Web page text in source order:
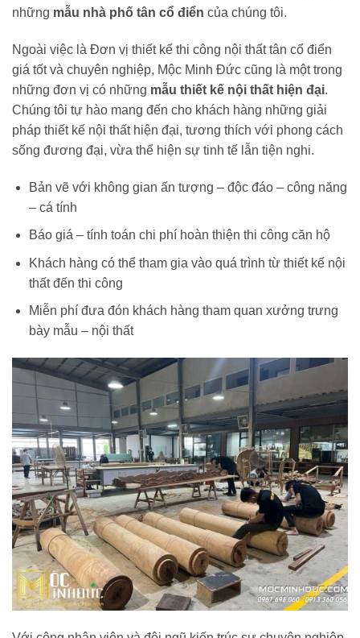
những mẫu nhà phố tân cổ điển của chúng tôi.
Ngoài việc là Đơn vị thiết kế thi công nội thất tân cổ điển
giá tốt và chuyên nghiệp, Mộc Minh Đức cũng là một trong
những đơn vị có những mẫu thiết kế nội thất hiện đại.
Chúng tôi tự hào mang đến cho khách hàng những giải
pháp thiết kế nội thất hiện đại, tương thích với phong cách
sống đương đại, vừa thể hiện sự tinh tế lẫn tiện nghi.
Bản vẽ với không gian ấn tượng – độc đáo – công năng
– cá tính
Báo giá – tính toán chi phí hoàn thiện thi công căn hộ
Khách hàng có thể tham gia vào quá trình từ thiết kế nội
thất đến thi công
Miễn phí đưa đón khách hàng tham quan xưởng trưng
bày mẫu – nội thất